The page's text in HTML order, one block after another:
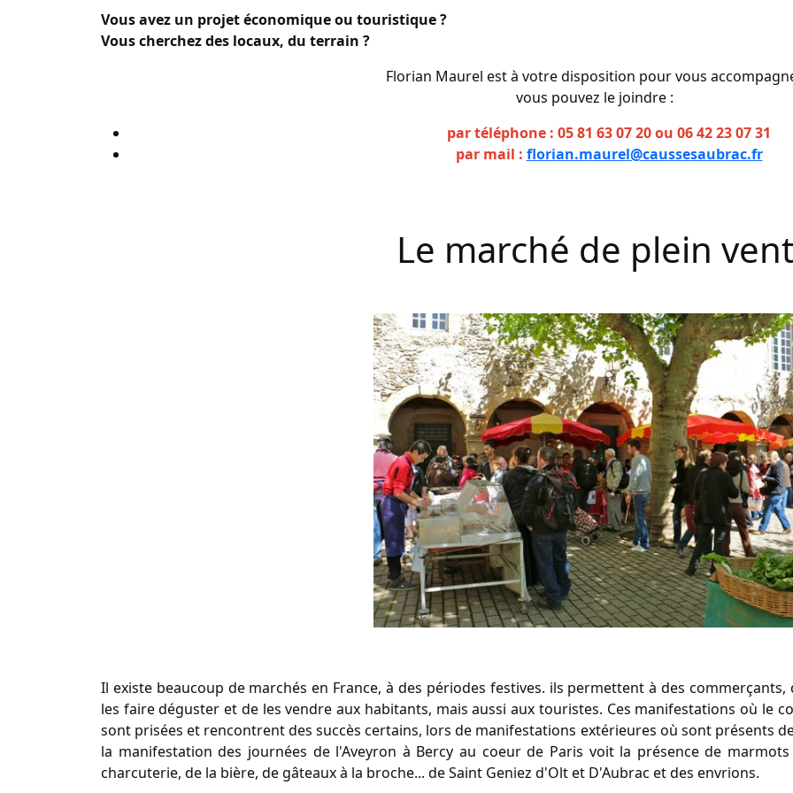
Vous avez un projet économique ou touristique ?
Vous cherchez des locaux, du terrain ?
Florian Maurel est à votre disposition pour vous
vous pouvez le joindre :
par téléphone : 05 81 63 07 20 ou 06 42 23 07 31
par mail : florian.maurel@caussesaubrac.fr
Le marché de plein vent
Il existe beaucoup de marchés en France, à des périodes festives. ils permettent à des
les faire déguster et de les vendre aux habitants, mais aussi aux touristes. Ces manifestations où le
sont prisées et rencontrent des succès certains, lors de manifestations extérieures où sont présents
la manifestation des journées de l'Aveyron à Bercy au coeur de Paris voit la présence de
charcuterie, de la bière, de gâteaux à la broche... de Saint Geniez d'Olt et D'Aubrac et des envrions.